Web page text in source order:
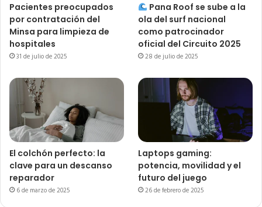
Pacientes preocupados
por contratación del
Minsa para limpieza de
hospitales
31 de julio de 2025
Pana Roof se sube a la
ola del surf nacional
como patrocinador
oficial del Circuito 2025
28 de julio de 2025
El colchón perfecto: la
clave para un descanso
reparador
6 de marzo de 2025
Laptops gaming:
potencia, movilidad y el
futuro del juego
26 de febrero de 2025